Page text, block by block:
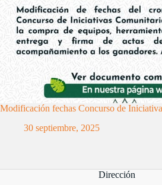
Modificación fechas Concurso de
30 septiembre, 2025
Dirección